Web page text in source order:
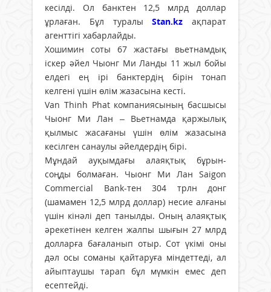
кесілді. Ол банктен 12,5 млрд доллар
ұрлаған. Бұл туралыStan.kz ақпарат
агенттігі хабарлайды.
Хошимин соты 67 жастағы вьетнамдық
іскер әйел Чыонг Ми Ланды 11 жыл бойы
елдегі ең ірі банктердің бірін тонап
келгені үшін өлім жазасына кесті.
Van Thinh Phat компаниясының басшысы
Чыонг Ми Лан – Вьетнамда қаржылық
қылмыс жасағаны үшін өлім жазасына
кесілген санаулы әйелдердің бірі.
Мұндай ауқымдағы алаяқтық бұрын-
соңды болмаған. Чыонг Ми Лан Saigon
Commercial Bank-тен 304 трлн донг
(шамамен 12,5 млрд доллар) несие алғаны
үшін кінәлі деп танылды. Оның алаяқтық
әрекетінен келген жалпы шығын 27 млрд
долларға бағаланып отыр. Сот үкімі оны
дәл осы соманы қайтаруға міндеттеді, ал
айыптаушы тарап бұл мүмкін емес деп
есептейді.